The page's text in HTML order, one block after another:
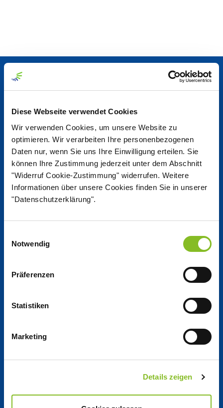
Diese Webseite verwendet Cookies
Wir verwenden Cookies, um unsere Website zu
optimieren. Wir verarbeiten Ihre personenbezogenen
Daten nur, wenn Sie uns Ihre Einwilligung erteilen. Sie
können Ihre Zustimmung jederzeit unter dem Abschnitt
"Widerruf Cookie-Zustimmung" widerrufen. Weitere
Informationen über unsere Cookies finden Sie in unserer
"Datenschutzerklärung".
Notwendig
Präferenzen
Statistiken
Marketing
Details zeigen
News & Reports
News Center
Nordzucker Post
Jobs
Jobs at Nordzucker
Apprentice­ships
Company
Company­ profile
Locations